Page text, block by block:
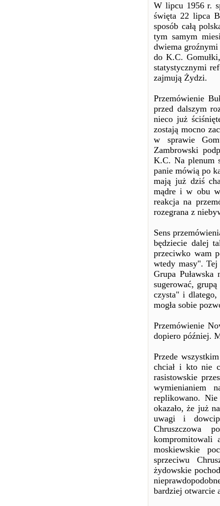
W lipcu 1956 r.
święta 22 lipca
sposób całą
tym samym
dwiema
do K.C.
statystycznymi
zajmują Żydzi.
Przemówienie
przed dalszym
nieco już
zostają mocno
w sprawie
Zambrowski
K.C. Na plenum
panie mówią po
mają już dziś
mądre i w obu
reakcja na
rozegrana z
Sens
będziecie dalej
przeciwko wam
wtedy masy". Tej
Grupa
sugerować,
czysta" i
mogła sobie
Przemówienie
dopiero później.
Przede
chciał i kto nie
rasistowskie
wymienianiem
replikowano.
okazało, że już
uwagi i
Chruszczowa
kompromitowali
moskiewskie
sprzeciwu
żydowskie
bardziej otwarcie